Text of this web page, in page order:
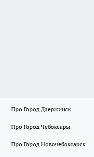
Про Город Дзержинск
Про Город Чебоксары
Про Город Новочебоксарск